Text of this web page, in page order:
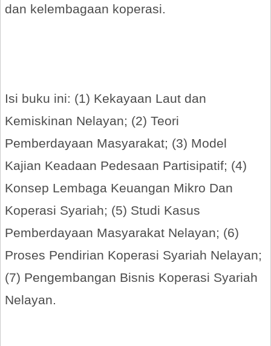
dan kelembagaan koperasi.
Isi buku ini: (1) Kekayaan Laut dan
Kemiskinan Nelayan; (2) Teori
Pemberdayaan Masyarakat; (3) Model
Kajian Keadaan Pedesaan Partisipatif; (4)
Konsep Lembaga Keuangan Mikro Dan
Koperasi Syariah; (5) Studi Kasus
Pemberdayaan Masyarakat Nelayan; (6)
Proses Pendirian Koperasi Syariah Nelayan;
(7) Pengembangan Bisnis Koperasi Syariah
Nelayan.